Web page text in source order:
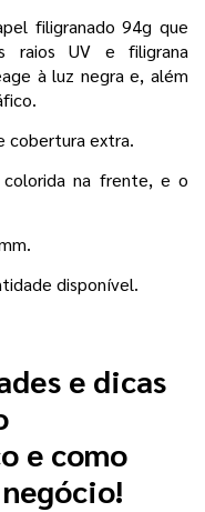
filigranado 94g que
raios UV e filigrana
à luz negra e, além
cobertura extra.
colorida na frente, e o
disponível.
e dicas
e como